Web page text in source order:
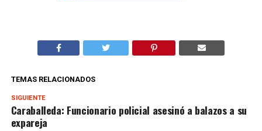
TEMAS RELACIONADOS
SIGUIENTE
Caraballeda: Funcionario policial asesinó a balazos a su
expareja